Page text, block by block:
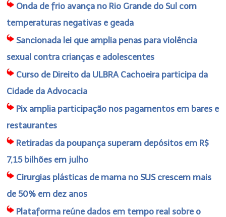
Onda de frio avança no Rio Grande do Sul com
temperaturas negativas e geada
Sancionada lei que amplia penas para violência
sexual contra crianças e adolescentes
Curso de Direito da ULBRA Cachoeira participa da
Cidade da Advocacia
Pix amplia participação nos pagamentos em bares e
restaurantes
Retiradas da poupança superam depósitos em R$
7,15 bilhões em julho
Cirurgias plásticas de mama no SUS crescem mais
de 50% em dez anos
Plataforma reúne dados em tempo real sobre o